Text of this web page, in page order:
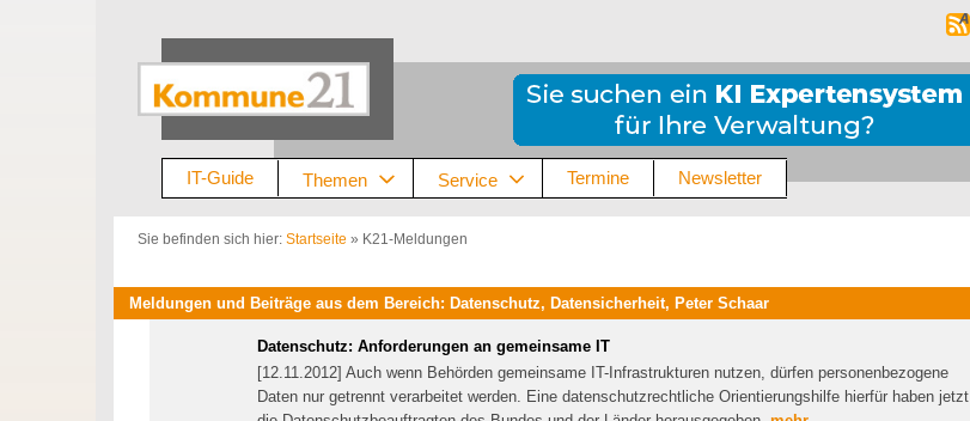
IT-Guide Themen Service Termine Newsletter
Sie befinden sich hier: Startseite » K21-Meldungen
Meldungen und Beiträge aus dem Bereich: Datenschutz, Datensicherheit, Peter Schaar
Datenschutz: Anforderungen an gemeinsame IT
[12.11.2012] Auch wenn Behörden gemeinsame IT-Infrastrukturen nutzen, dürfen personenbezogene
Daten nur getrennt verarbeitet werden. Eine datenschutzrechtliche Orientierungshilfe hierfür haben jetzt